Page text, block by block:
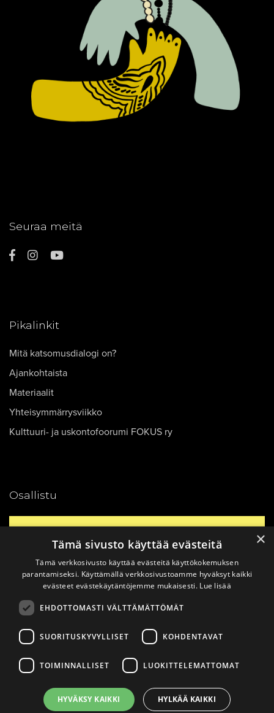
Seuraa meitä
Pikalinkit
Mitä katsomusdialogi on?
Ajankohtaista
Materiaalit
Yhteisymmärrysviikko
Kulttuuri- ja uskontofoorumi FOKUS ry
Osallistu
Yhteystiedot
Ajankohtaista
Vinkkaa materiaali!
© 2026Katsomusdialogi.Made with ❤ byAvoin.Systems
Tietosuojaseloste
×
Tämä sivusto käyttää evästeitä
Tämä verkkosivusto käyttää evästeitä käyttökokemuksen
parantamiseksi. Käyttämällä verkkosivustoamme hyväksyt kaikki
evästeet evästekäytäntöjemme mukaisesti. Lue lisää
EHDOTTOMASTI VÄLTTÄMÄTTÖMÄT
SUORITUSKYVYLLISET KOHDENTAVAT
TOIMINNALLISET LUOKITTELEMATTOMAT
HYVÄKSY KAIKKI HYLKÄÄ KAIKKI